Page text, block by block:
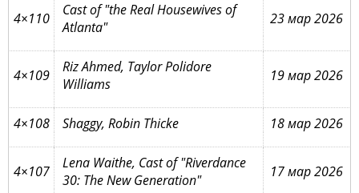
4×110
Cast of "the Real Housewives of
Atlanta"
23 мар 2026
4×109
Riz Ahmed, Taylor Polidore
Williams
19 мар 2026
4×108 Shaggy, Robin Thicke 18 мар 2026
4×107
Lena Waithe, Cast of "Riverdance
30: The New Generation"
17 мар 2026